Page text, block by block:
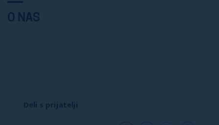
O NAS
Deli s prijatelji